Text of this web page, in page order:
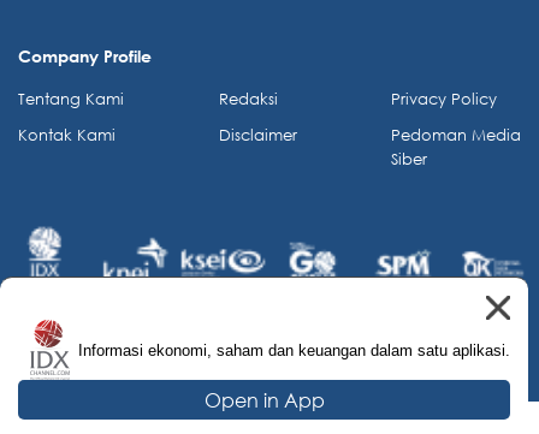
Informasi ekonomi, saham dan keuangan dalam satu aplikasi.
Open in App
Company Profile
Tentang Kami
Kontak Kami
Redaksi
Disclaimer
Privacy Policy
Pedoman Media
Siber
© 2026 IDX Channel. All Rights Reserved.